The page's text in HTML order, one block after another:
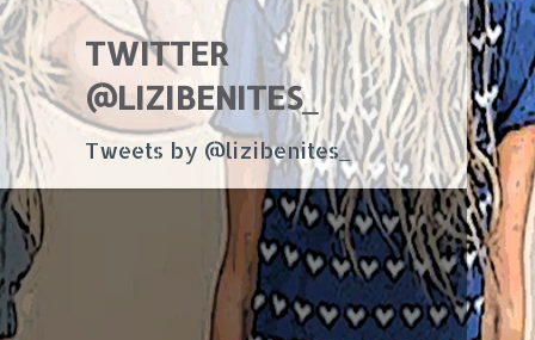
TWITTER
@LIZIBENITES_
Tweets by @lizibenites_